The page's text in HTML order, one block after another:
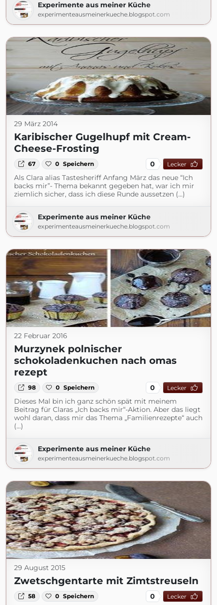
Experimente aus meiner Küche
experimenteausmeinerkueche.blogspot.com
29 März 2014
Karibischer Gugelhupf mit Cream-
Cheese-Frosting
67 0 Speichern 0 Lecker
Als Clara alias Tastesheriff Anfang März das neue “Ich
backs mir”- Thema bekannt gegeben hat, war ich mir
ziemlich sicher, dass ich diese Runde aussetzen (...)
Experimente aus meiner Küche
experimenteausmeinerkueche.blogspot.com
22 Februar 2016
Murzynek polnischer
schokoladenkuchen nach omas
rezept
98 0 Speichern 0 Lecker
Dieses Mal bin ich ganz schön spät mit meinem
Beitrag für Claras „Ich backs mir“-Aktion. Aber das liegt
wohl daran, dass mir das Thema „Familienrezepte“ auch
(...)
Experimente aus meiner Küche
experimenteausmeinerkueche.blogspot.com
29 August 2015
Zwetschgentarte mit Zimtstreuseln
58 0 Speichern 0 Lecker